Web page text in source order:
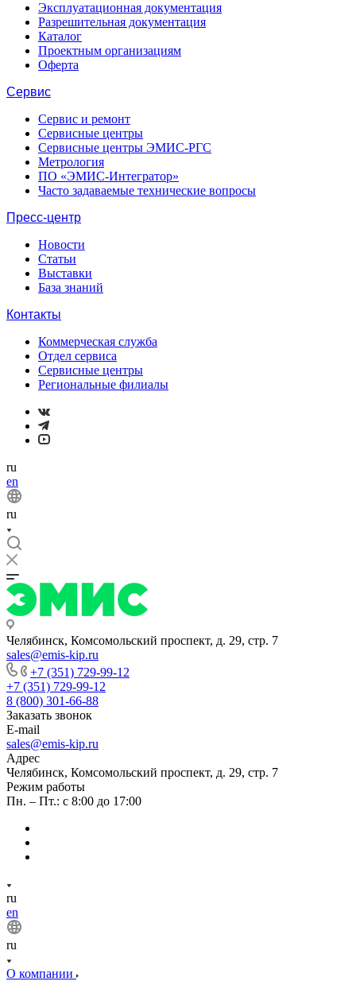
Эксплуатационная документация
Разрешительная документация
Каталог
Проектным организациям
Оферта
Сервис
Сервис и ремонт
Сервисные центры
Сервисные центры ЭМИС-РГС
Метрология
ПО «ЭМИС-Интегратор»
Часто задаваемые технические вопросы
Пресс-центр
Новости
Статьи
Выставки
База знаний
Контакты
Коммерческая служба
Отдел сервиса
Сервисные центры
Региональные филиалы
ru
en
ru
Челябинск, Комсомольский проспект, д. 29, стр. 7
sales@emis-kip.ru
+7 (351) 729-99-12
+7 (351) 729-99-12
8 (800) 301-66-88
Заказать звонок
E-mail
sales@emis-kip.ru
Адрес
Челябинск, Комсомольский проспект, д. 29, стр. 7
Режим работы
Пн. – Пт.: с 8:00 до 17:00
ru
en
ru
О компании